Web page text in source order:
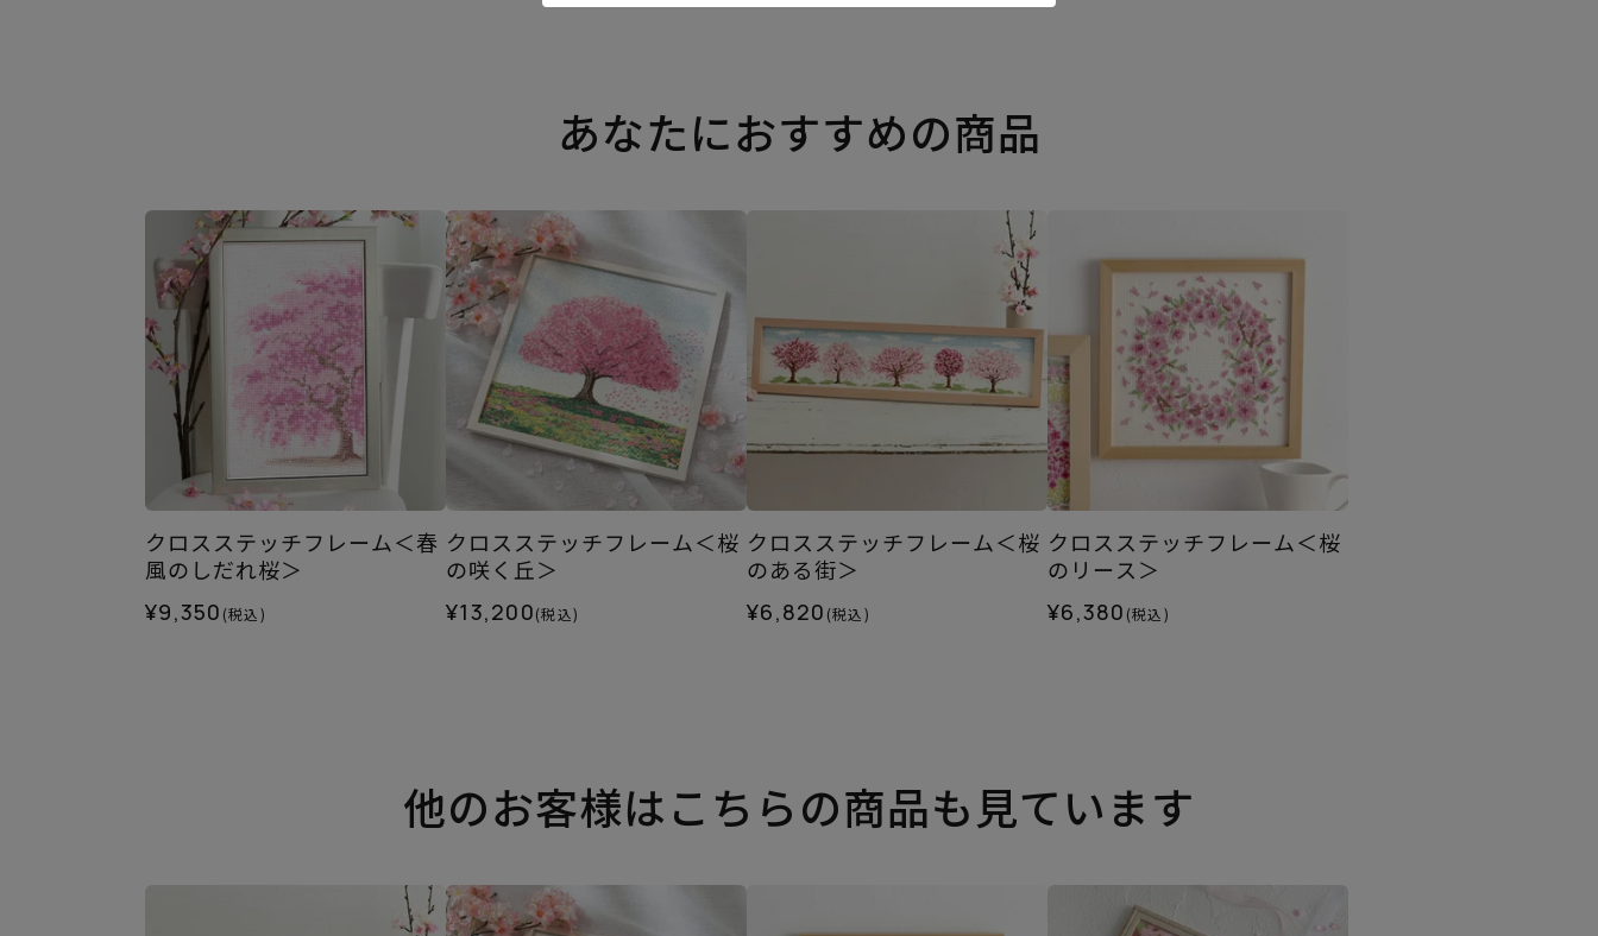
あなたにおすすめの商品
クロスステッチフレーム＜春
風のしだれ桜＞
¥9,350 (税込)
クロスステッチフレーム＜桜
の咲く丘＞
¥13,200(税込)
クロスステッチフレーム＜桜
のある街＞
¥6,820 (税込)
クロスステッチフレーム＜桜
のリース＞
¥6,380 (税込)
他のお客様はこちらの商品も見ています